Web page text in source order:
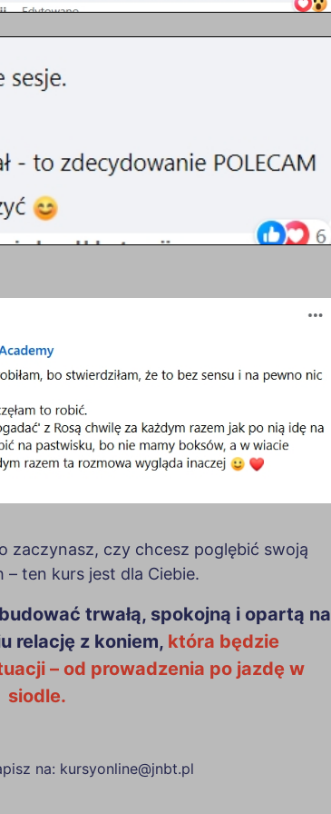
zaczynasz, czy chcesz poglębić swoją
– ten kurs jest dla Ciebie.
trwałą, spokojną i opartą na
relację z koniem, która będzie
– od prowadzenia po jazdę w
siodle.
na: kursyonline@jnbt.pl